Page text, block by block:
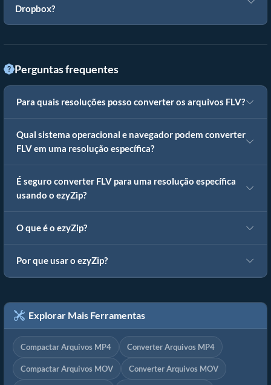
Dropbox?
Perguntas frequentes
Para quais resoluções posso converter os arquivos FLV?
Qual sistema operacional e navegador podem converter
FLV em uma resolução específica?
É seguro converter FLV para uma resolução específica
usando o ezyZip?
O que é o ezyZip?
Por que usar o ezyZip?
Explorar Mais Ferramentas
Compactar Arquivos MP4 Converter Arquivos MP4
Compactar Arquivos MOV Converter Arquivos MOV